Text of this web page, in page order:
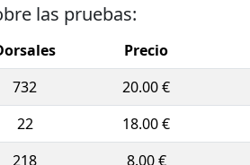
las pruebas:
Precio
732 20.00 €
22 18.00 €
218 8.00 €